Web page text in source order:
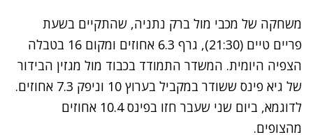
משחקה של מכבי מול ברק נתניה, שהתקיים בשעת
פריים טיים (21:30), גרף 6.3 אחוזים ומקום 16 בטבלה
הצפיה היומית. המשדר התמודד בכבוד מול מגזין הבידור
של גיא פינס ששודר במקביל בערוץ 10 וניפק 7.3 אחוזים.
לדוגמא, ביום שני שעבר חזו בפינס 10.4 אחוזים
מהצופים.